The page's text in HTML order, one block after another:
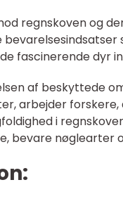
regnskoven og
fascinerende dyr
af beskyttede
arbejder
i
bevare nøglearter